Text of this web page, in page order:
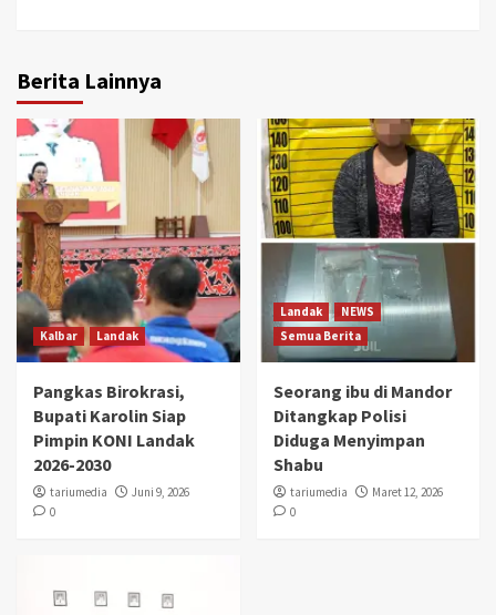
Berita Lainnya
Kalbar Landak
Pangkas Birokrasi,
Bupati Karolin Siap
Pimpin KONI Landak
2026-2030
tariumedia
Juni 9, 2026
0
Landak
NEWS
Semua Berita
Seorang ibu di Mandor
Ditangkap Polisi
Diduga Menyimpan
Shabu
tariumedia
Maret 12, 2026
0